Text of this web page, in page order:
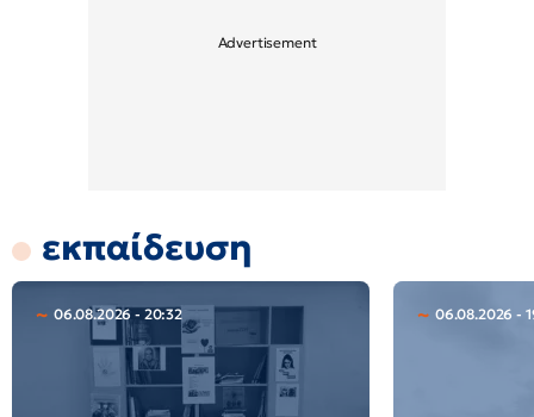
εκπαίδευση
06.08.2026 - 20:32 06.08.2026 -